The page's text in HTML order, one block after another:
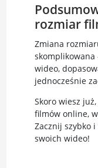
rozmiar
Zmiana
skomplikowana
wideo,
jednocześnie
Skoro wiesz
filmów online,
Zacznij szybko
swoich wideo!